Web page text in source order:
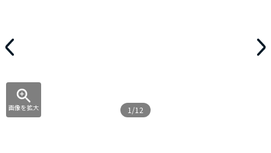
画像を拡大 1/12